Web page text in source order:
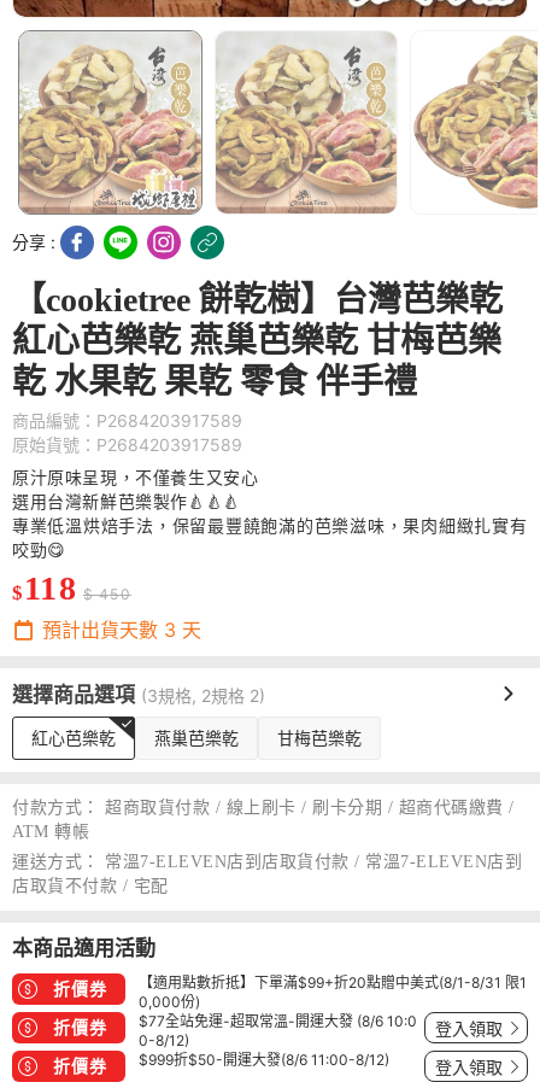
分享 :
【cookietree 餅乾樹】台灣芭樂乾
紅心芭樂乾 燕巢芭樂乾 甘梅芭樂
乾 水果乾 果乾 零食 伴手禮
商品編號：P2684203917589
原始貨號：P2684203917589
原汁原味呈現，不僅養生又安心
選用台灣新鮮芭樂製作🍐🍐🍐
專業低溫烘焙手法，保留最豐饒飽滿的芭樂滋味，果肉細緻扎實有
咬勁😋
$ 118 $ 450
預計出貨天數 3 天
選擇商品選項 (3規格, 2規格 2)
紅心芭樂乾 燕巢芭樂乾 甘梅芭樂乾
付款方式：
超商取貨付款 / 線上刷卡 / 刷卡分期 / 超商代碼繳費 /
ATM 轉帳
運送方式：
常溫7-ELEVEN店到店取貨付款 / 常溫7-ELEVEN店到
店取貨不付款 / 宅配
本商品適用活動
折價券
【適用點數折抵】下單滿$99+折20點贈中美式(8/1-8/31 限1
0,000份)
折價券
$77全站免運-超取常溫-開運大發 (8/6 10:0
0-8/12)
登入領取
折價券 $999折$50-開運大發(8/6 11:00-8/12) 登入領取